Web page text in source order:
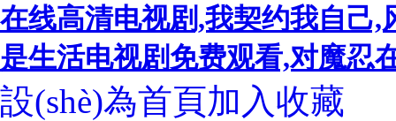
在线高清电视剧,我契约我自己
是生活电视剧免费观看,对魔忍
設(shè)為首頁加入收藏